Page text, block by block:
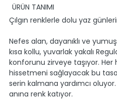
ÜRÜN TANIMI
Çılgın renklerle dolu yaz
Nefes alan, dayanıklı ve
kısa kollu, yuvarlak yakalı
konforunu zirveye taşıyor.
hissetmeni sağlayacak bu
serin kalmana yardımcı oluyor.
anına renk katıyor.